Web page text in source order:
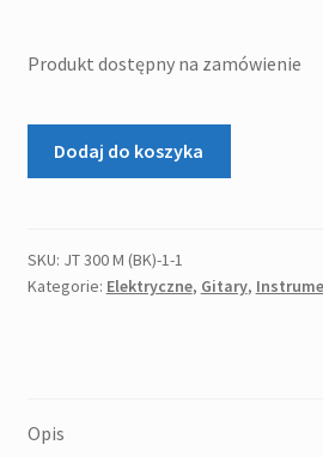
Produkt dostępny na zamówienie
BK
-
Dodaj do koszyka
SKU: JT 300 M (BK)-1-1
Kategorie: Elektryczne, Gitary,
Opis